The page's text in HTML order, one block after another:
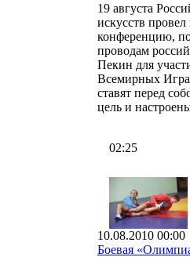
19 августа
искусств провел
конференцию,
проводам
Пекин для
Всемирных
ставят перед
цель и
02:25
10.08.2010 00:00
Боевая